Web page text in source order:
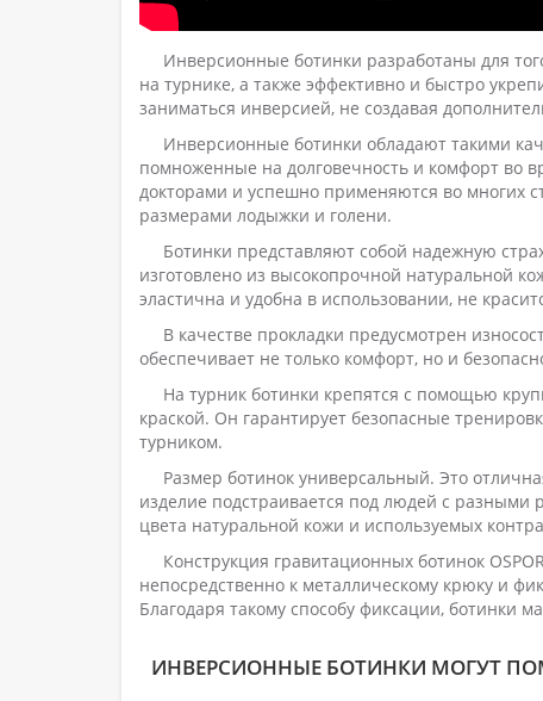
Инверсионные ботинки разработаны для
на турнике, а также эффективно и быстро
заниматься инверсией, не создавая
Инверсионные ботинки обладают такими
помноженные на долговечность и комфорт во
докторами и успешно применяются во многих
размерами лодыжки и голени.
Ботинки представляют собой надежную
изготовлено из высокопрочной натуральной
эластична и удобна в использовании, не
В качестве прокладки предусмотрен
обеспечивает не только комфорт, но и
На турник ботинки крепятся с помощью
краской. Он гарантирует безопасные
турником.
Размер ботинок универсальный. Это
изделие подстраивается под людей с разными
цвета натуральной кожи и используемых
Конструкция гравитационных ботинок
непосредственно к металлическому крюку и
Благодаря такому способу фиксации, ботинки
ИНВЕРСИОННЫЕ БОТИНКИ МОГУТ